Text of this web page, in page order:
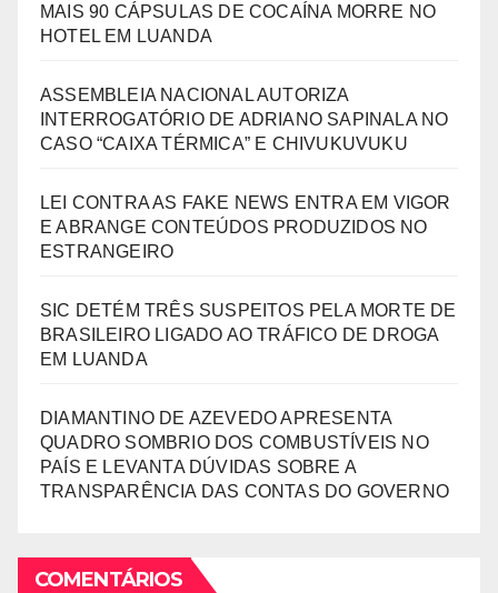
MAIS 90 CÁPSULAS DE COCAÍNA MORRE NO
HOTEL EM LUANDA
ASSEMBLEIA NACIONAL AUTORIZA
INTERROGATÓRIO DE ADRIANO SAPINALA NO
CASO “CAIXA TÉRMICA” E CHIVUKUVUKU
LEI CONTRA AS FAKE NEWS ENTRA EM VIGOR
E ABRANGE CONTEÚDOS PRODUZIDOS NO
ESTRANGEIRO
SIC DETÉM TRÊS SUSPEITOS PELA MORTE DE
BRASILEIRO LIGADO AO TRÁFICO DE DROGA
EM LUANDA
DIAMANTINO DE AZEVEDO APRESENTA
QUADRO SOMBRIO DOS COMBUSTÍVEIS NO
PAÍS E LEVANTA DÚVIDAS SOBRE A
TRANSPARÊNCIA DAS CONTAS DO GOVERNO
COMENTÁRIOS